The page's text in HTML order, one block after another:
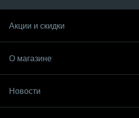
Акции и скидки
О магазине
Новости